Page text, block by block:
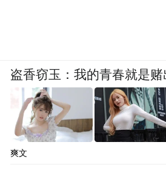
盗香窃玉：我的青春就是赌
爽文